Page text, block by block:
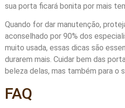
sua porta ficará bonita por mais
Quando for dar manutenção,
aconselhado por 90% dos
muito usada, essas dicas são
durarem mais. Cuidar bem das
beleza delas, mas também para o
FAQ